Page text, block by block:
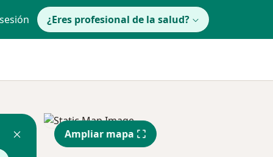
¿Eres profesional de la salud?
Ampliar mapa